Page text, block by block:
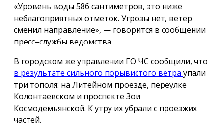
«Уровень воды 586 сантиметров, это ниже
неблагоприятных отметок. Угрозы нет, ветер
сменил направление», — говорится в сообщении
пресс–службы ведомства.
В городском же управлении ГО ЧС сообщили, что
в результате сильного порывистого ветра упали
три тополя: на Литейном проезде, переулке
Колонтаевском и проспекте Зои
Космодемьянской. К утру их убрали с проезжих
частей.